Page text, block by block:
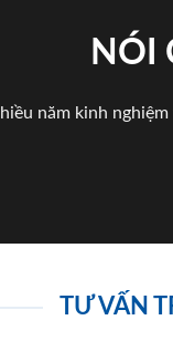
NÓI
năm kinh
TƯ VẤN